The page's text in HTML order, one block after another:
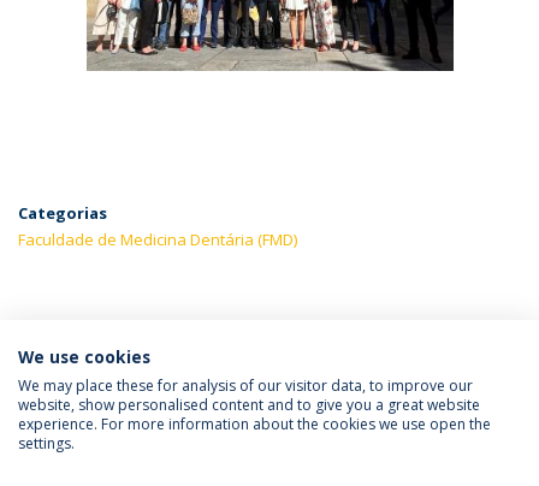
Categorias
Faculdade de Medicina Dentária (FMD)
ÚLTIMAS NOTÍCIAS
Política de Privacidade
Termos & Condições
We use cookies
We may place these for analysis of our visitor data, to improve our
website, show personalised content and to give you a great website
experience. For more information about the cookies we use open the
settings.